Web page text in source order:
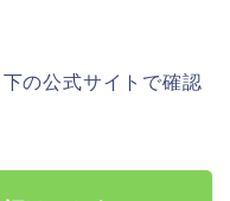
の公式サイトで確認